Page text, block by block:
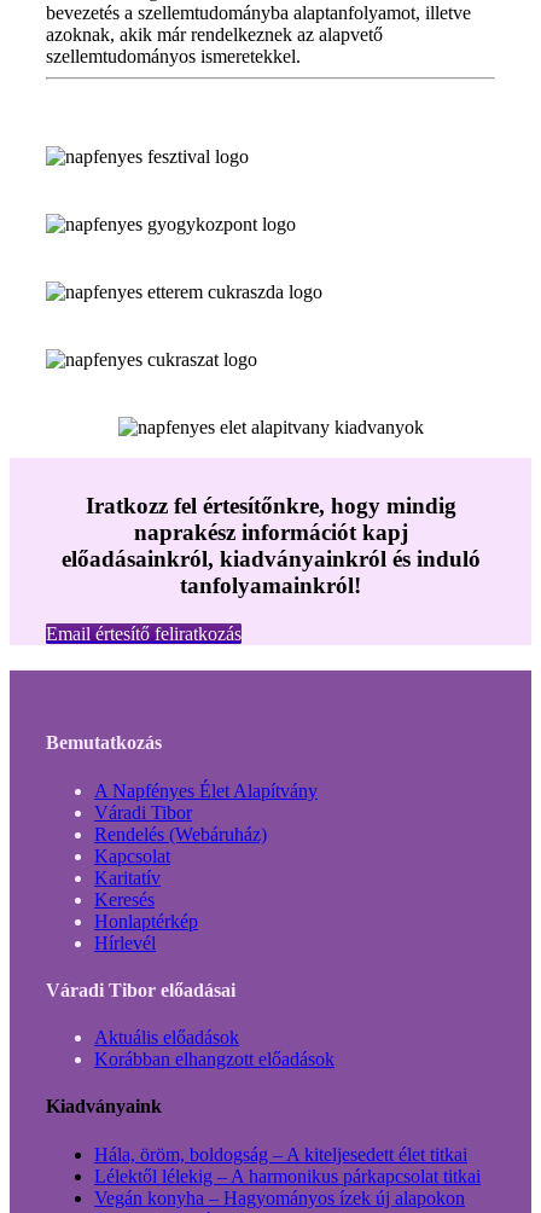
bevezetés a szellemtudományba alaptanfolyamot, illetve
azoknak, akik már rendelkeznek az alapvető
szellemtudományos ismeretekkel.
Iratkozz fel értesítőnkre, hogy mindig
naprakész információt kapj
előadásainkról, kiadványainkról és induló
tanfolyamainkról!
Email értesítő feliratkozás
Bemutatkozás
A Napfényes Élet Alapítvány
Váradi Tibor
Rendelés (Webáruház)
Kapcsolat
Karitatív
Keresés
Honlaptérkép
Hírlevél
Váradi Tibor előadásai
Aktuális előadások
Korábban elhangzott előadások
Kiadványaink
Hála, öröm, boldogság – A kiteljesedett élet titkai
Lélektől lélekig – A harmonikus párkapcsolat titkai
Vegán konyha – Hagyományos ízek új alapokon